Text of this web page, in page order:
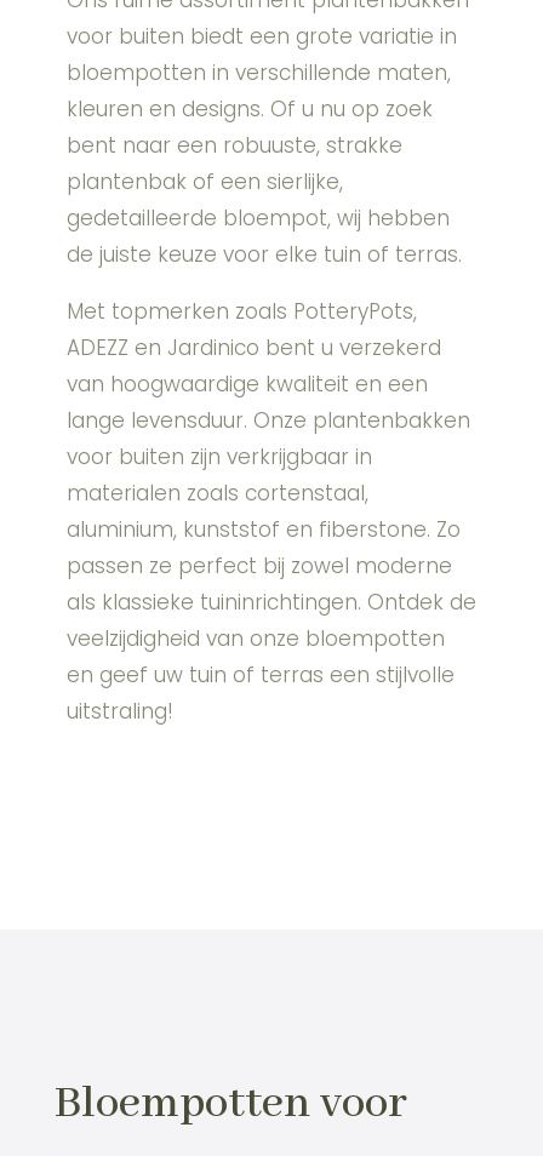
voor buiten biedt een grote variatie in
bloempotten in verschillende maten,
kleuren en designs. Of u nu op zoek
bent naar een robuuste, strakke
plantenbak of een sierlijke,
gedetailleerde bloempot, wij hebben
de juiste keuze voor elke tuin of terras.
Met topmerken zoals PotteryPots,
ADEZZ en Jardinico bent u verzekerd
van hoogwaardige kwaliteit en een
lange levensduur. Onze plantenbakken
voor buiten zijn verkrijgbaar in
materialen zoals cortenstaal,
aluminium, kunststof en fiberstone. Zo
passen ze perfect bij zowel moderne
als klassieke tuininrichtingen. Ontdek de
veelzijdigheid van onze bloempotten
en geef uw tuin of terras een stijlvolle
uitstraling!
Bloempotten voor